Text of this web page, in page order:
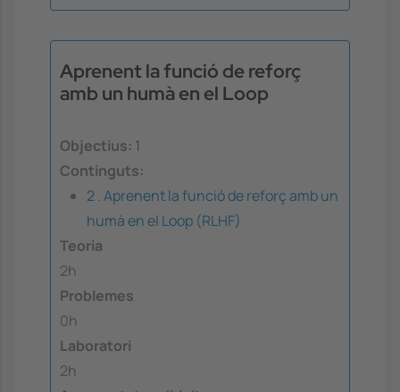
Aprenent la funció de reforç
amb un humà en el Loop
Objectius: 1
Continguts:
2 . Aprenent la funció de reforç amb un
humà en el Loop (RLHF)
Teoria
2h
Problemes
0h
Laboratori
2h